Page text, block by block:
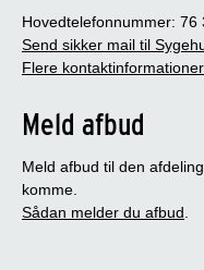
Hovedtelefonnummer: 76
Send sikker mail til
Flere kontaktinformationer
Meld afbud
Meld afbud til den
komme.
Sådan melder du afbud.